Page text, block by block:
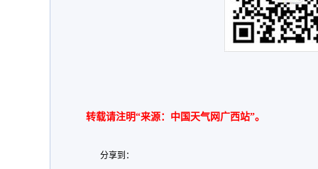
转载请注明“来源：中国天气网广西站”。
分享到：